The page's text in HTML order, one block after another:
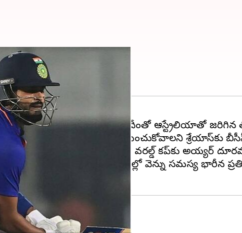
ప్లేయర్ కామెంట్స్
సమస్యతో భాదపడుతున్నాడు. దీంతో ఆస్ట్రేలియాతో
వెన్నుముక సమస్యకు సర్జరీ చేయించుకోవాలని శ్రేయాస్‌కు
అదే జరిగితే ఐపీఎల్, 2023 వరల్డ్ కప్‌కు అయ్యర్
కామెంట్స్ చేశాడు. ఈ రోజుల్లో వెన్ను సమస్య భారీన ప్రతి